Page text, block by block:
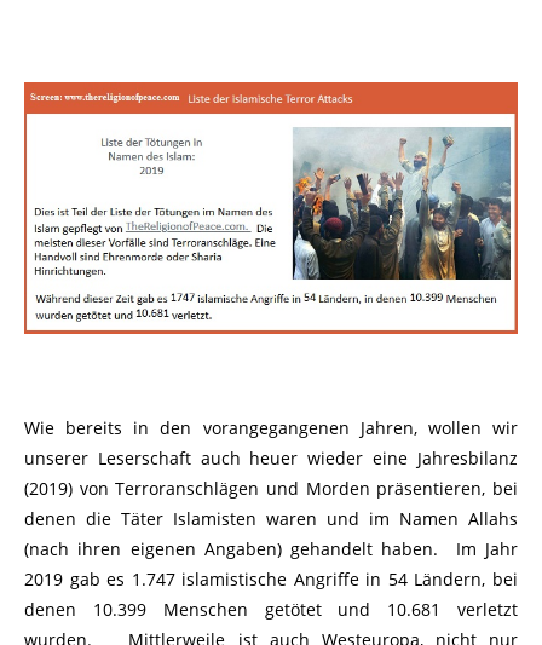
Wie bereits in den vorangegangenen Jahren, wollen wir
unserer Leserschaft auch heuer wieder eine Jahresbilanz
(2019) von Terroranschlägen und Morden präsentieren, bei
denen die Täter Islamisten waren und im Namen Allahs
(nach ihren eigenen Angaben) gehandelt haben. Im Jahr
2019 gab es 1.747islamistische Angriffe in 54 Ländern, bei
denen 10.399Menschen getötet und 10.681verletzt
wurden. Mittlerweile ist auch Westeuropa, nicht nur